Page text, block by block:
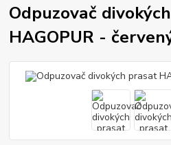
Odpuzovač
HAGOPUR -